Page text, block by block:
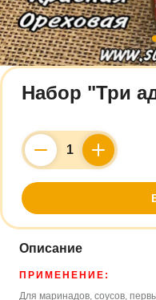
Набор "Три
Counter
Описание
ПРИМЕНЕНИЕ:
Для маринадов, соусов,